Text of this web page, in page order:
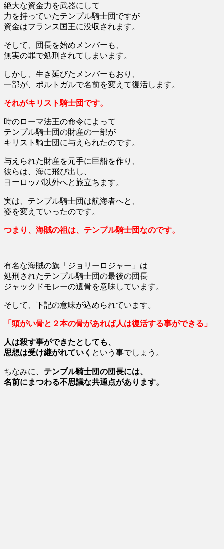
絶大な資金力を武器にして
力を持っていたテンプル騎士団ですが
資金はフランス国王に没収されます。
そして、団長を始めメンバーも、
無実の罪で処刑されてしまいます。
しかし、生き延びたメンバーもおり、
一部が、ポルトガルで名前を変えて復活します。
それがキリスト騎士団です。
時のローマ法王の命令によって
テンプル騎士団の財産の一部が
キリスト騎士団に与えられたのです。
与えられた財産を元手に巨船を作り、
彼らは、海に飛び出し、
ヨーロッパ以外へと旅立ちます。
実は、テンプル騎士団は航海者へと、
姿を変えていったのです。
つまり、 海賊の祖は、テンプル騎士団なのです。
有名な海賊の旗「ジョリーロジャー」は
処刑されたテンプル騎士団の最後の団長
ジャックドモレーの遺骨を意味しています。
そして、下記の意味が込められています。
「頭がい骨と２本の骨があれば人は復活する事ができる」
人は殺す事ができたとしても、
思想は受け継がれていく という事でしょう。
ちなみに、 テンプル騎士団の団長には、
名前にまつわる不思議な共通点があります。